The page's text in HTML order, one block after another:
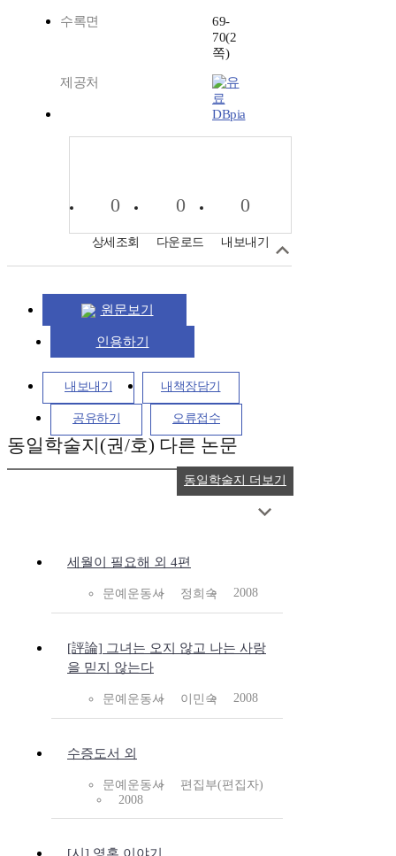
수록면
69-
70(2
쪽)
제공처
DBpia
0
상세조회
0
다운로드
0
내보내기
원문보기
인용하기
내보내기 내책장담기
공유하기 오류접수
동일학술지(권/호) 다른 논문
세월이 필요해 외 4편
문예운동사 정희숙 2008
[評論] 그녀는 오지 않고 나는 사랑
을 믿지 않는다
문예운동사 이민숙 2008
수증도서 외
문예운동사
편집부(편집자)
2008
동일학술지 더보기